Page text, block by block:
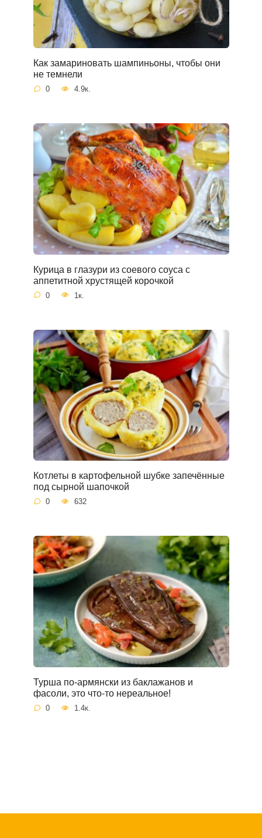
Как замариновать шампиньоны, чтобы они
не темнели
0 4.9к.
Курица в глазури из соевого соуса с
аппетитной хрустящей корочкой
0 1к.
Котлеты в картофельной шубке запечённые
под сырной шапочкой
0 632
Турша по-армянски из баклажанов и
фасоли, это что-то нереальное!
0 1.4к.